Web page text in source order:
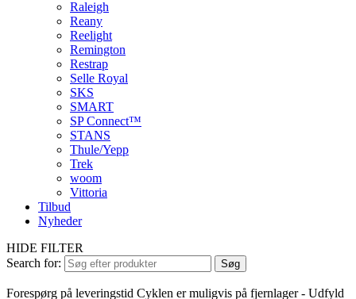
Raleigh
Reany
Reelight
Remington
Restrap
Selle Royal
SKS
SMART
SP Connect™
STANS
Thule/Yepp
Trek
woom
Vittoria
Tilbud
Nyheder
HIDE FILTER
Search for:
Søg
Forespørg på leveringstid Cyklen er muligvis på fjernlager - Udfyld